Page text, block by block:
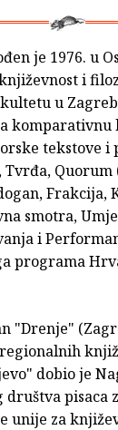
je 1976. u
i
u
komparativnu
tekstove i
Tvrđa,
Frakcija,
smotra,
i
programa
"Drenje"
dobio je
pisaca
unije za